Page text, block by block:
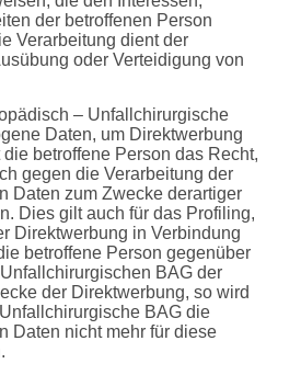
der betroffenen Person
Verarbeitung dient der
oder Verteidigung von
– Unfallchirurgische
Daten, um Direktwerbung
betroffene Person das Recht,
gegen die Verarbeitung der
Daten zum Zwecke derartiger
Dies gilt auch für das Profiling,
Direktwerbung in Verbindung
betroffene Person gegenüber
BAG der
der Direktwerbung, so wird
BAG die
Daten nicht mehr für diese